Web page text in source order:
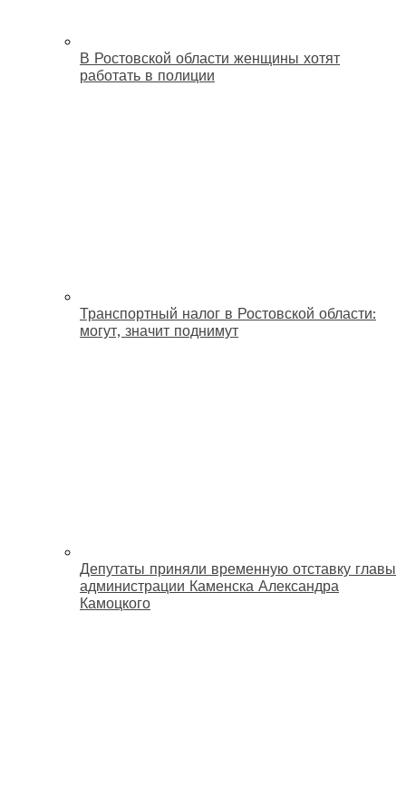
В Ростовской области женщины хотят
работать в полиции
Транспортный налог в Ростовской области:
могут, значит поднимут
Депутаты приняли временную отставку главы
администрации Каменска Александра
Камоцкого